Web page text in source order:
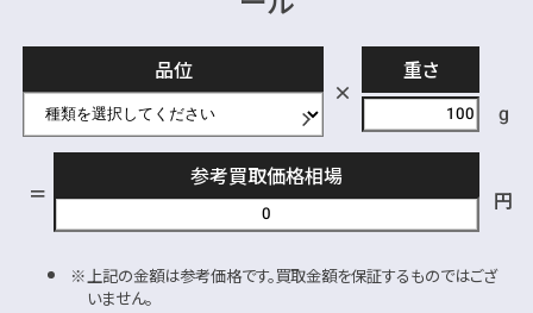
品位
重さ
g
参考買取価格相場
円
上記の金額は参考価格です。買取金額を保証するものではござ
いません。